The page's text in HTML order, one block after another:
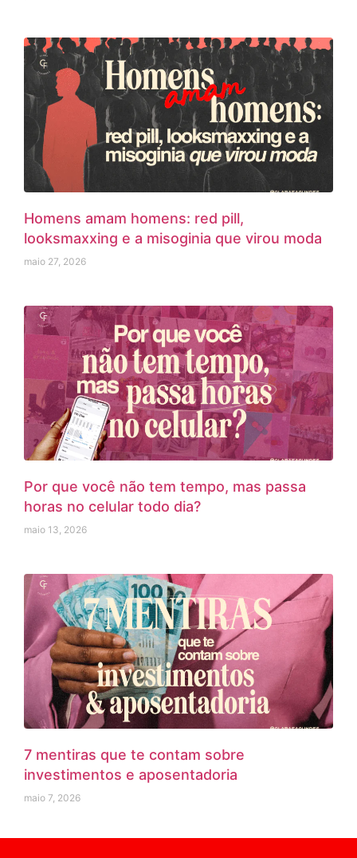
Homens amam homens: red pill,
looksmaxxing e a misoginia que virou moda
maio 27, 2026
Por que você não tem tempo, mas passa
horas no celular todo dia?
maio 13, 2026
7 mentiras que te contam sobre
investimentos e aposentadoria
maio 7, 2026